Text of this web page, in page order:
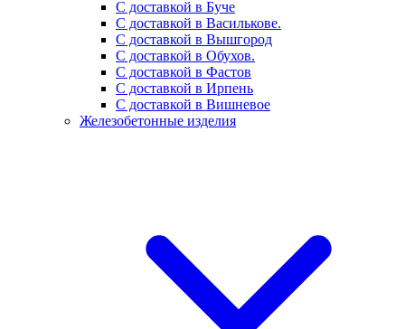
С доставкой в Буче
С доставкой в Василькове.
С доставкой в Вышгород
С доставкой в Обухов.
С доставкой в Фастов
С доставкой в Ирпень
С доставкой в Вишневое
Железобетонные изделия